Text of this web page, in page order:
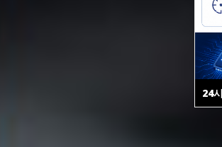
24
24
24